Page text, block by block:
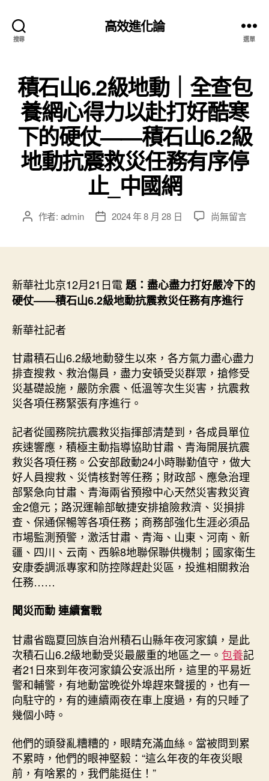
搜尋
高效進化論
選單
積石山6.2級地動｜全查包
養網心得力以赴打好酷寒
下的硬仗——積石山6.2級
地動抗震救災任務有序停
止_中國網
文 作者: admin
文
期
2024 年 8 月 28 日
在
級
地
動
包
養
網
力
以
赴
打
好
酷
寒
下
的
硬
仗
——
級
地
動
抗
震
救
務
有
尚無留言
新華社北京12月21日電題：盡心盡力打好嚴冷下的
硬仗——積石山6.2級地動抗震救災任務有序進行
新華社記者
甘肅積石山6.2級地動發生以來，各方氣力盡心盡力
排查搜救、救治傷員，盡力安頓受災群眾，搶修受
災基礎設施，嚴防余震、低溫等次生災害，抗震救
災各項任務緊張有序進行。
記者從國務院抗震救災指揮部清楚到，各成員單位
疾速響應，積極主動指導協助甘肅、青海開展抗震
救災各項任務。公安部啟動24小時聯勤值守，做大
好人員搜救、災情核對等任務；財政部、應急治理
部緊急向甘肅、青海兩省預撥中心天然災害救災資
金2億元；路況運輸部敏捷安排搶險救濟、災損排
查、保通保暢等各項任務；商務部強化生涯必須品
市場監測預警，激活甘肅、青海、山東、河南、新
疆、四川、云南、西躲8地聯保聯供機制；國家衛生
安康委調派專家和防控隊趕赴災區，投進相關救治
任務……
聞災而動 連續奮戰
甘肅省臨夏回族自治州積石山縣年夜河家鎮，是此
次積石山6.2級地動受災最嚴重的地區之一。 包養記
者21日來到年夜河家鎮公安派出所，這里的平易近
警和輔警，有地動當晚從外埠趕來聲援的，也有一
向駐守的，有的連續兩夜在車上度過，有的只睡了
幾個小時。
他們的頭發亂糟糟的，眼睛充滿血絲。當被問到累
不累時，他們的眼神堅毅：“這么年夜的年夜災眼
前，有啥累的，我們能挺住！”